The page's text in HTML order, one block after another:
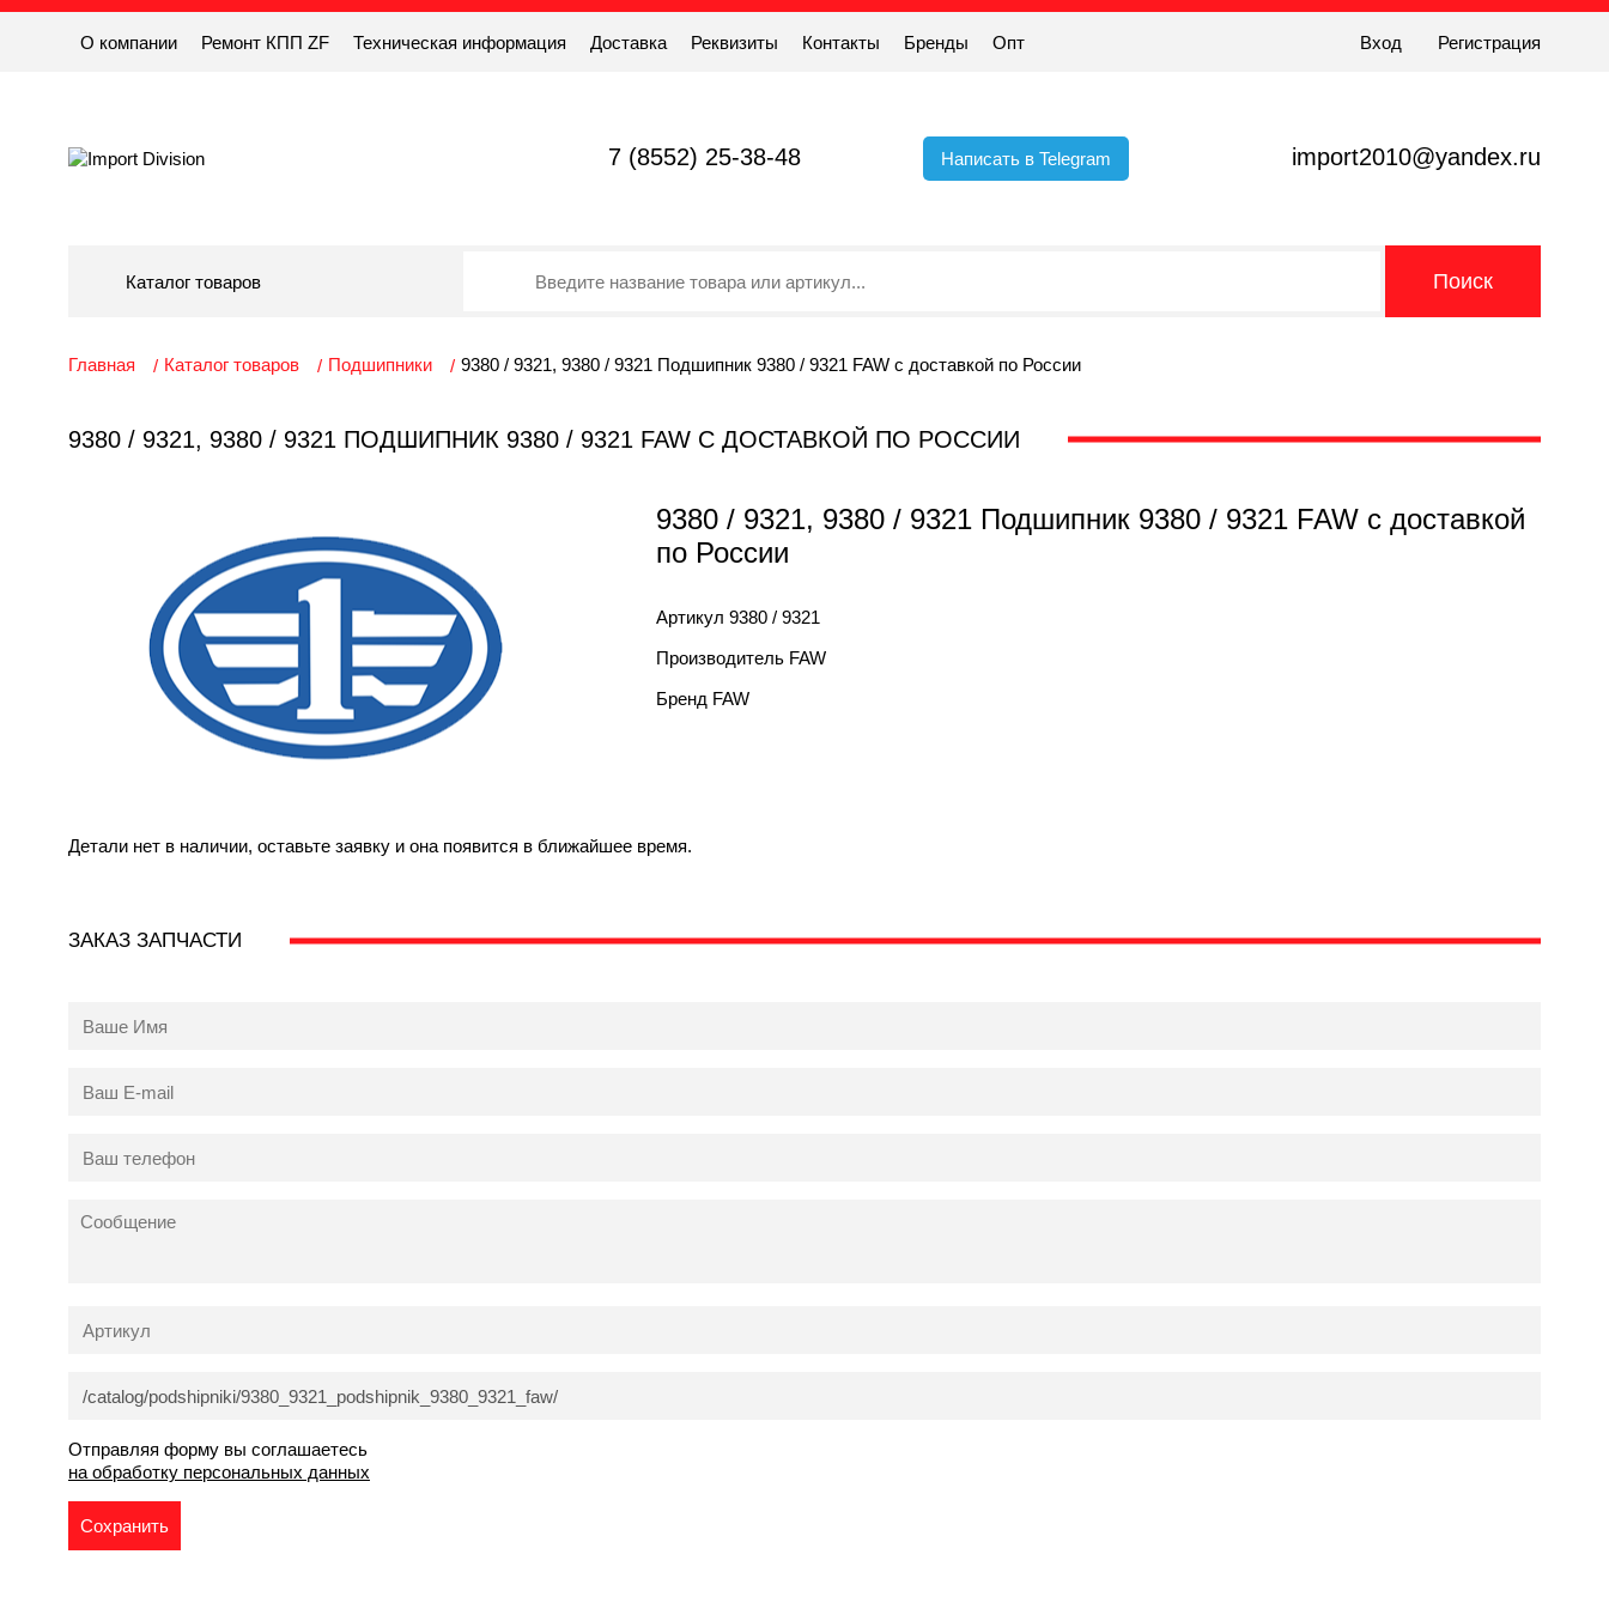
О компании Ремонт КПП ZF Техническая информация Доставка Реквизиты Контакты Бренды Опт Вход Регистрация
7 (8552) 25-38-48 Написать в Telegram import2010@yandex.ru
Каталог товаров
Главная Каталог товаров Подшипники 9380 / 9321, 9380 / 9321 Подшипник 9380 / 9321 FAW с доставкой по России
9380 / 9321, 9380 / 9321 ПОДШИПНИК 9380 / 9321 FAW С ДОСТАВКОЙ ПО РОССИИ
9380 / 9321, 9380 / 9321 Подшипник 9380 / 9321 FAW с доставкой
по России
Артикул 9380 / 9321
Производитель FAW
Бренд FAW
Детали нет в наличии, оставьте заявку и она появится в ближайшее время.
ЗАКАЗ ЗАПЧАСТИ
Отправляя форму вы соглашаетесь
на обработку персональных данных